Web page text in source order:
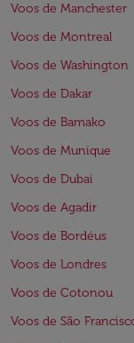
Voos de Manchester
Voos de Montreal
Voos de Washington
Voos de Dakar
Voos de Bamako
Voos de Munique
Voos de Dubai
Voos de Agadir
Voos de Bordéus
Voos de Londres
Voos de Cotonou
Voos de São